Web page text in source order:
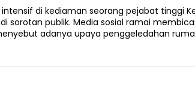
intensif di kediaman seorang pejabat tinggi
sorotan publik. Media sosial ramai
adanya upaya penggeledahan